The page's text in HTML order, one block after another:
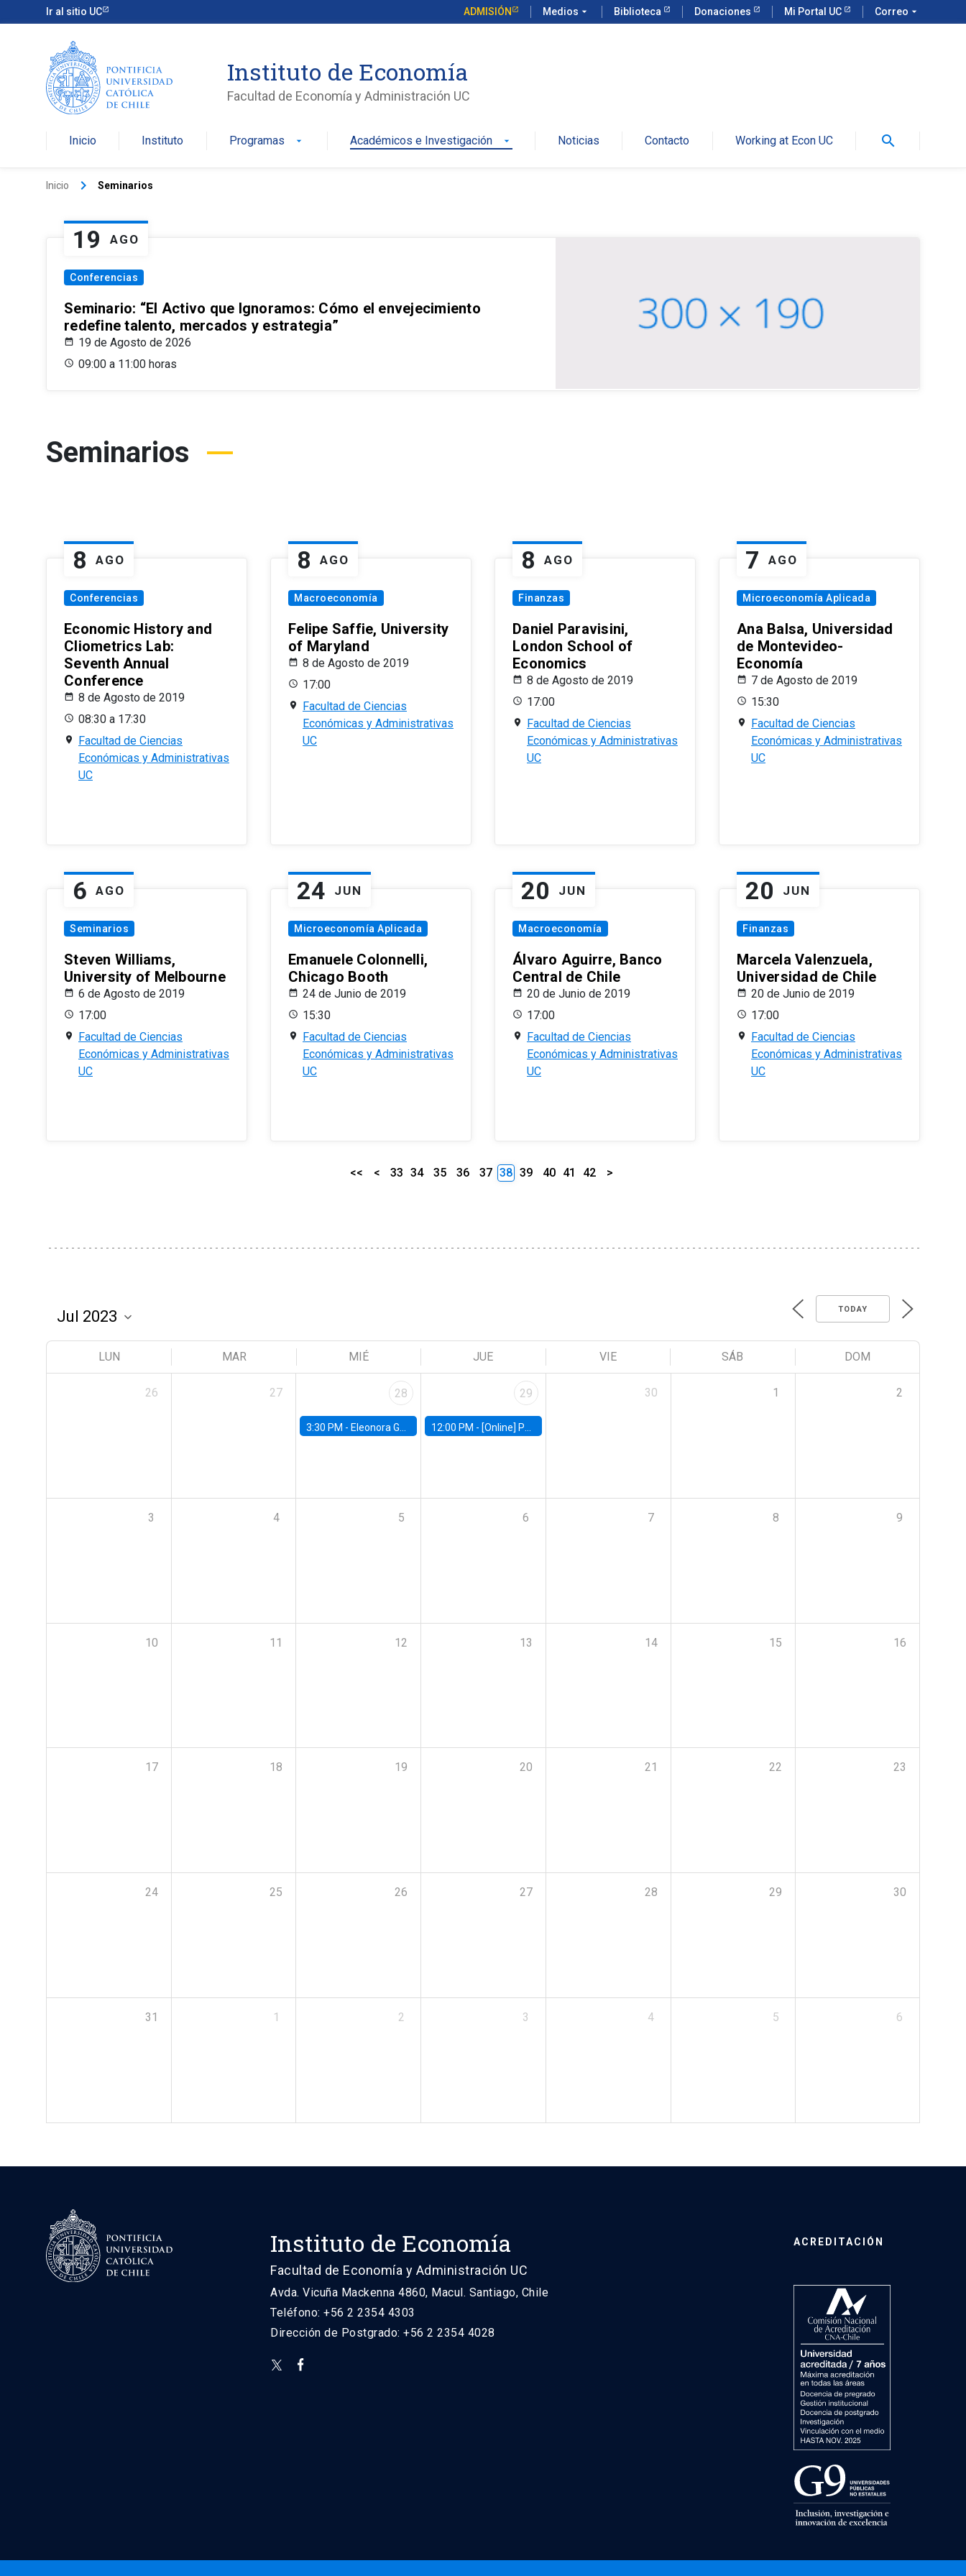
Ir al sitio UC ADMISIÓN Medios arrow_drop_down Biblioteca Donaciones Mi Portal UC Correo arrow_drop_down
Instituto de Economía
Facultad de Economía y Administración UC
Inicio Instituto Programas arrow_drop_down Académicos e Investigación arrow_drop_down Noticias Contacto Working at Econ UC search
Inicio keyboard_arrow_right Seminarios
19 AGO
Conferencias
Seminario: “El Activo que Ignoramos: Cómo el envejecimiento
redefine talento, mercados y estrategia”
19 de Agosto de 2026
09:00 a 11:00 horas
Seminarios
8 AGO
Conferencias
Economic History and
Cliometrics Lab:
Seventh Annual
Conference
8 de Agosto de 2019
08:30 a 17:30
Facultad de Ciencias
Económicas y Administrativas
UC
8 AGO
Macroeconomía
Felipe Saffie, University
of Maryland
8 de Agosto de 2019
17:00
Facultad de Ciencias
Económicas y Administrativas
UC
8 AGO
Finanzas
Daniel Paravisini,
London School of
Economics
8 de Agosto de 2019
17:00
Facultad de Ciencias
Económicas y Administrativas
UC
7 AGO
Microeconomía Aplicada
Ana Balsa, Universidad
de Montevideo-
Economía
7 de Agosto de 2019
15:30
Facultad de Ciencias
Económicas y Administrativas
UC
6 AGO
Seminarios
Steven Williams,
University of Melbourne
6 de Agosto de 2019
17:00
Facultad de Ciencias
Económicas y Administrativas
UC
24 JUN
Microeconomía Aplicada
Emanuele Colonnelli,
Chicago Booth
24 de Junio de 2019
15:30
Facultad de Ciencias
Económicas y Administrativas
UC
20 JUN
Macroeconomía
Álvaro Aguirre, Banco
Central de Chile
20 de Junio de 2019
17:00
Facultad de Ciencias
Económicas y Administrativas
UC
20 JUN
Finanzas
Marcela Valenzuela,
Universidad de Chile
20 de Junio de 2019
17:00
Facultad de Ciencias
Económicas y Administrativas
UC
<< < 33 34 35 36 37 38 39 40 41 42 >
TODAY
LUN MAR MIÉ JUE VIE SÁB DOM
26 27 28
3:30 PM - Eleonora Guarnieri, Exeter University
29
12:00 PM - [Online] Pablo Slutzky, University of Maryland
30 1 2
3 4 5 6 7 8 9
10 11 12 13 14 15 16
17 18 19 20 21 22 23
24 25 26 27 28 29 30
31 1 2 3 4 5 6
Instituto de Economía
Facultad de Economía y Administración UC
Avda. Vicuña Mackenna 4860, Macul. Santiago, Chile
Teléfono: +56 2 2354 4303
Dirección de Postgrado: +56 2 2354 4028
ACREDITACIÓN